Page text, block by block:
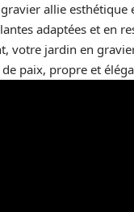
allie esthétique
adaptées et en
votre jardin en
paix, propre et